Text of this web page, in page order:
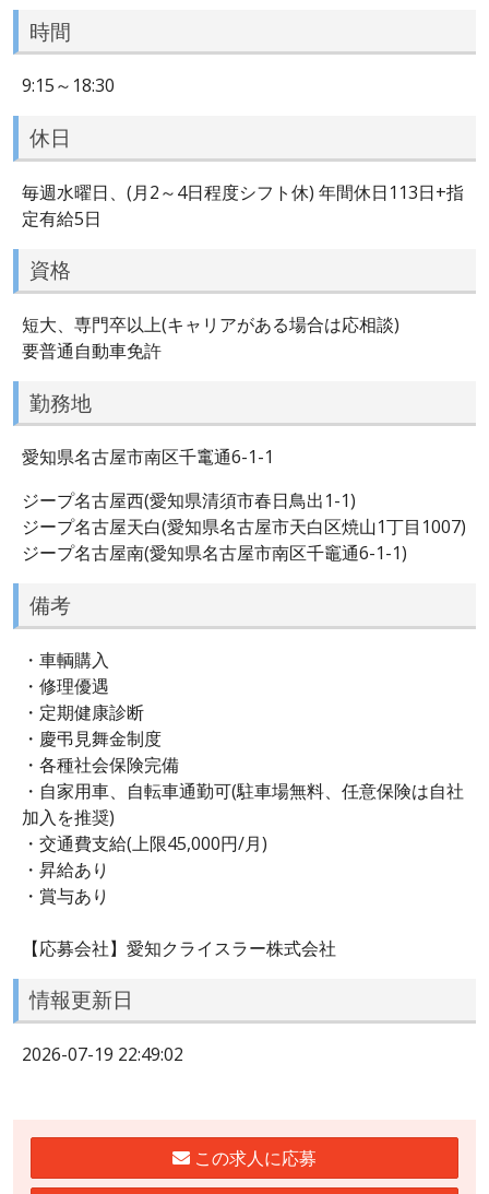
時間
9:15～18:30
休日
毎週水曜日、(月2～4日程度シフト休) 年間休日113日+指
定有給5日
資格
短大、専門卒以上(キャリアがある場合は応相談)
要普通自動車免許
勤務地
愛知県名古屋市南区千竃通6-1-1
ジープ名古屋西(愛知県清須市春日鳥出1-1)
ジープ名古屋天白(愛知県名古屋市天白区焼山1丁目1007)
ジープ名古屋南(愛知県名古屋市南区千竈通6-1-1)
備考
・車輌購入
・修理優遇
・定期健康診断
・慶弔見舞金制度
・各種社会保険完備
・自家用車、自転車通勤可(駐車場無料、任意保険は自社
加入を推奨)
・交通費支給(上限45,000円/月)
・昇給あり
・賞与あり
【応募会社】愛知クライスラー株式会社
情報更新日
2026-07-19 22:49:02
この求人に応募